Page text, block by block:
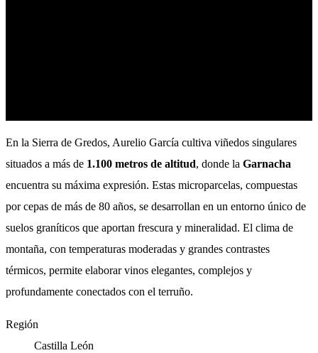
En la Sierra de Gredos, Aurelio García cultiva viñedos singulares
situados a más de 1.100 metros de altitud, donde la Garnacha
encuentra su máxima expresión. Estas microparcelas, compuestas
por cepas de más de 80 años, se desarrollan en un entorno único de
suelos graníticos que aportan frescura y mineralidad. El clima de
montaña, con temperaturas moderadas y grandes contrastes
térmicos, permite elaborar vinos elegantes, complejos y
profundamente conectados con el terruño.
Región
Castilla León